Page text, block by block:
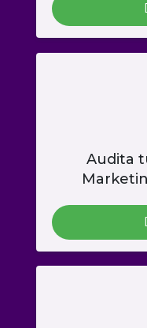
Audita